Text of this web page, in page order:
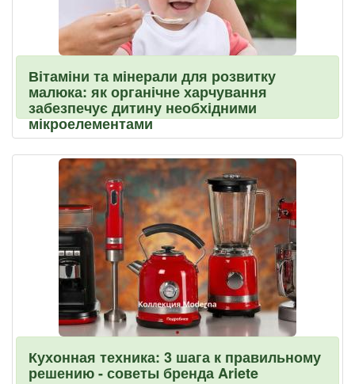
Вітаміни та мінерали для розвитку
малюка: як органічне харчування
забезпечує дитину необхідними
мікроелементами
Кухонная техника: 3 шага к правильному
решению - советы бренда Ariete